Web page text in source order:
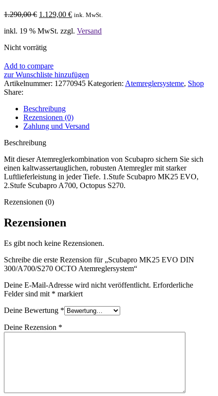
1.290,00€ Ursprünglicher
war:
1.129,00 €Aktueller
ist:
ink. MwSt.
inkl. 19 % MwSt. zzgl. Versand
Nicht vorrätig
Add to compare
zur Wunschliste hinzufügen
Artikelnummer: 12770945 Kategorien: Atemreglersysteme, Shop
Share:
Beschreibung
Rezensionen (0)
Zahlung und Versand
Beschreibung
Mit dieser Atemreglerkombination von Scubapro sichern Sie sich
einen kaltwassertauglichen, robusten Atemregler mit starker
Luftlieferleistung in jeder Tiefe. 1.Stufe Scubapro MK25 EVO,
2.Stufe Scubapro A700, Octopus S270.
Rezensionen (0)
Rezensionen
Es gibt noch keine Rezensionen.
Schreibe die erste Rezension für „Scubapro MK25 EVO DIN
300/A700/S270 OCTO Atemreglersystem“
Deine E-Mail-Adresse wird nicht veröffentlicht. Erforderliche
Felder sind mit * markiert
Deine Bewertung *
Deine Rezension *